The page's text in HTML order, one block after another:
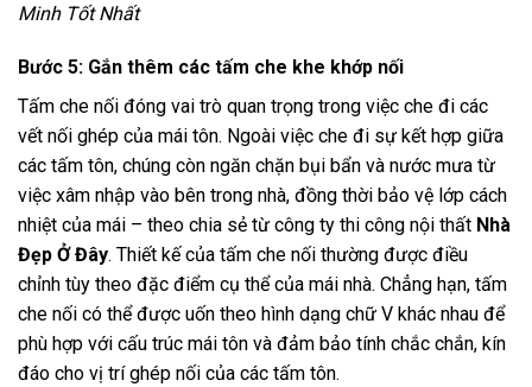
Minh Tốt Nhất
Bước 5: Gắn thêm các tấm che khe khớp nối
Tấm che nối đóng vai trò quan trọng trong việc che đi các
vết nối ghép của mái tôn. Ngoài việc che đi sự kết hợp giữa
các tấm tôn, chúng còn ngăn chặn bụi bẩn và nước mưa từ
việc xâm nhập vào bên trong nhà, đồng thời bảo vệ lớp cách
nhiệt của mái – theo chia sẻ từ công ty thi công nội thất Nhà
Đẹp Ở Đây. Thiết kế của tấm che nối thường được điều
chỉnh tùy theo đặc điểm cụ thể của mái nhà. Chẳng hạn, tấm
che nối có thể được uốn theo hình dạng chữ V khác nhau để
phù hợp với cấu trúc mái tôn và đảm bảo tính chắc chắn, kín
đáo cho vị trí ghép nối của các tấm tôn.